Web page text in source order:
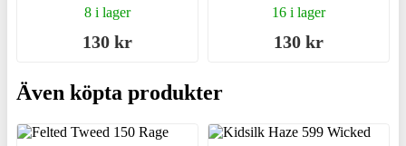
8 i lager
130 kr
16 i lager
130 kr
Även köpta produkter